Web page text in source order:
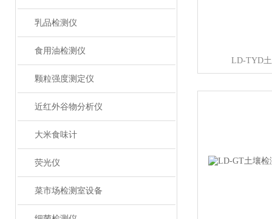
乳品检测仪
食用油检测仪
颗粒强度测定仪
近红外谷物分析仪
大米食味计
荧光仪
菜市场检测室设备
LD-TYD